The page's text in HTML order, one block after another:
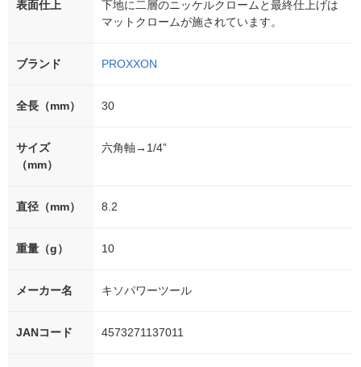
表面仕上
下地に二層のニッケルクロームと最終仕上げは
マットクロームが施されています。
ブランド PROXXON
全長（mm） 30
サイズ
（mm）
六角軸→1/4”
直径（mm） 8.2
重量（g） 10
メーカー名 キソパワーツール
JANコード 4573271137011